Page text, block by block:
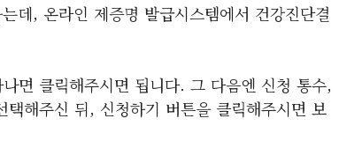
데, 온라인 제증명 발급시스템에서 건강진단결
면 클릭해주시면 됩니다. 그 다음엔 신청 통수,
해주신 뒤, 신청하기 버튼을 클릭해주시면 보